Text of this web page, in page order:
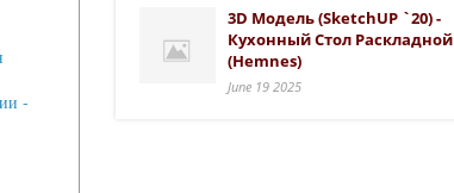
3D Модель (SketchUP `20) -
Кухонный Стол Раскладной
(Hemnes)
June 19 2025
-